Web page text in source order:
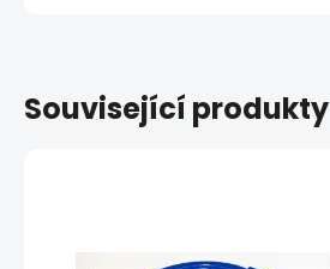
Související produkty